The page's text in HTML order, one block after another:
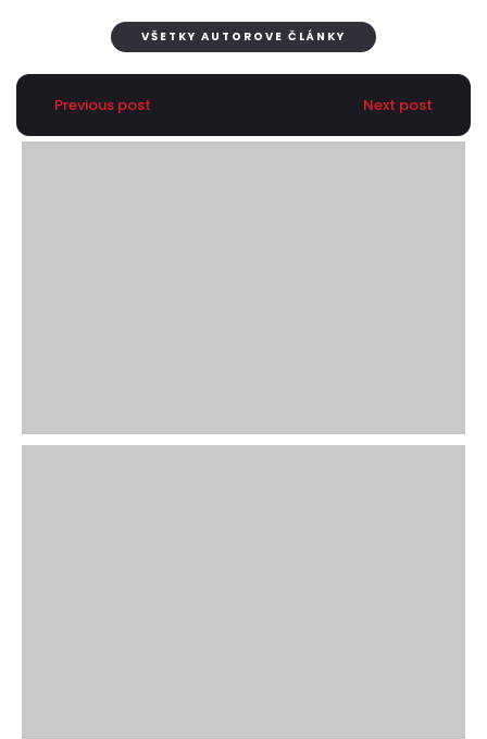
VŠETKY AUTOROVE ČLÁNKY
Previous post Next post